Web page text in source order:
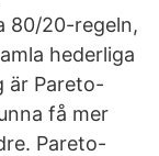
80/20-regeln,
hederliga
är Pareto-
få mer
Pareto-